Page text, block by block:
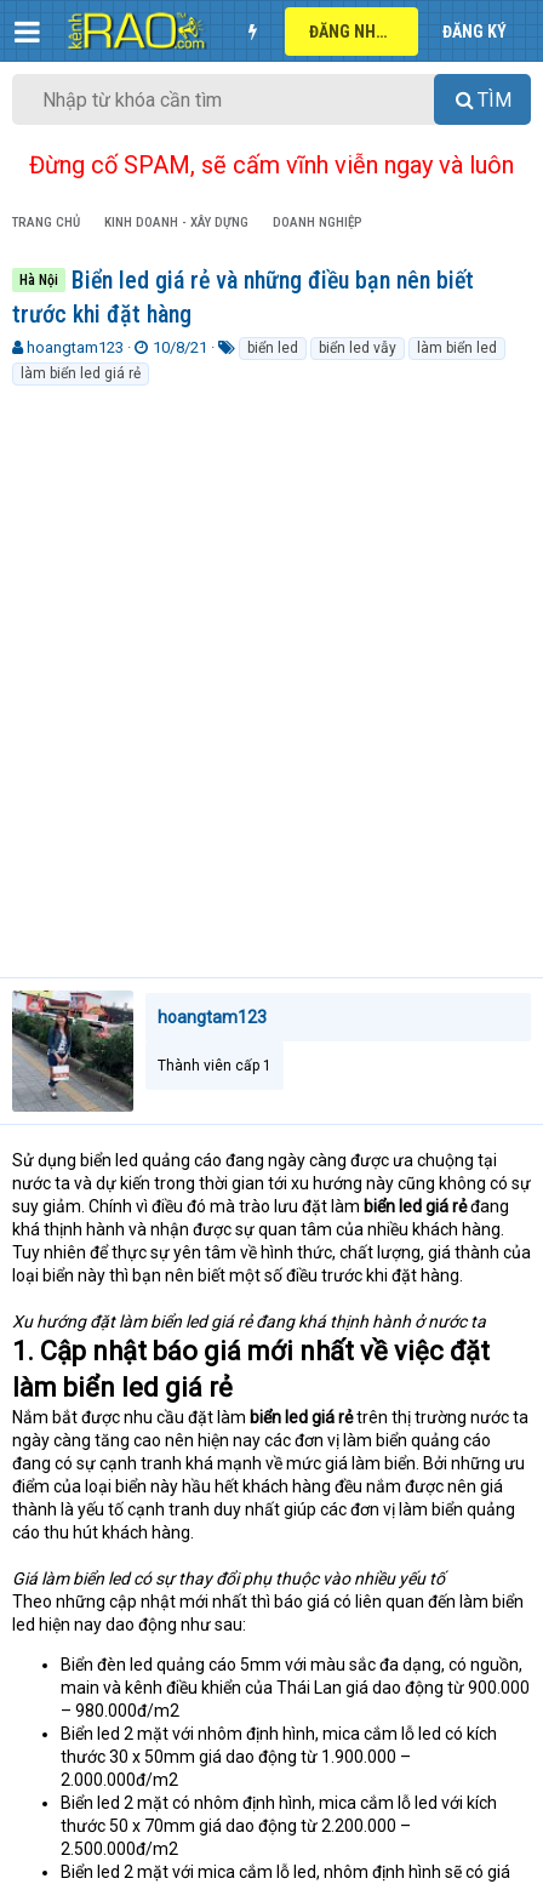
ĐĂNG NHẬP ĐĂNG KÝ
TÌM
Đừng cố SPAM, sẽ cấm vĩnh viễn ngay và luôn
TRANG CHỦ KINH DOANH - XÂY DỰNG DOANH NGHIỆP
Hà Nội
Biển led giá rẻ và những điều bạn nên biết
trước khi đặt hàng
T
h
r
hoangtam123
N
10/8/21 biển led biển led vẫy
làm biển led
làm biển led giá rẻ
hoangtam123
Thành viên cấp 1
Sử dụng biển led quảng cáo đang ngày càng được ưa chuộng tại
nước ta và dự kiến trong thời gian tới xu hướng này cũng không có sự
suy giảm. Chính vì điều đó mà trào lưu đặt làm biển led giá rẻđang
khá thịnh hành và nhận được sự quan tâm của nhiều khách hàng.
Tuy nhiên để thực sự yên tâm về hình thức, chất lượng, giá thành của
loại biển này thì bạn nên biết một số điều trước khi đặt hàng.
Xu hướng đặt làm biển led giá rẻ đang khá thịnh hành ở nước ta
1. Cập nhật báo giá mới nhất về việc đặt
làm biển led giá rẻ
Nắm bắt được nhu cầu đặt làm biển led giá rẻtrên thị trường nước ta
ngày càng tăng cao nên hiện nay các đơn vị làm biển quảng cáo
đang có sự cạnh tranh khá mạnh về mức giá làm biển. Bởi những ưu
điểm của loại biển này hầu hết khách hàng đều nắm được nên giá
thành là yếu tố cạnh tranh duy nhất giúp các đơn vị làm biển quảng
cáo thu hút khách hàng.
Giá làm biển led có sự thay đổi phụ thuộc vào nhiều yếu tố
Theo những cập nhật mới nhất thì báo giá có liên quan đến làm biển
led hiện nay dao động như sau:
Biển đèn led quảng cáo 5mm với màu sắc đa dạng, có nguồn,
main và kênh điều khiển của Thái Lan giá dao động từ 900.000
– 980.000đ/m2
Biển led 2 mặt với nhôm định hình, mica cắm lỗ led có kích
thước 30 x 50mm giá dao động từ 1.900.000 –
2.000.000đ/m2
Biển led 2 mặt có nhôm định hình, mica cắm lỗ led với kích
thước 50 x 70mm giá dao động từ 2.200.000 –
2.500.000đ/m2
Biển led 2 mặt với mica cắm lỗ led, nhôm định hình sẽ có giá